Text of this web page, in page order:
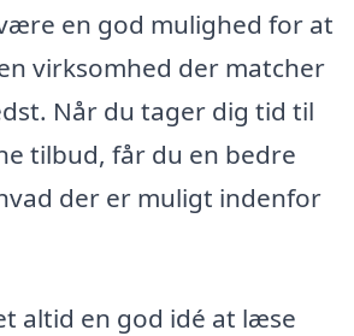
en god mulighed for at
virksomhed der matcher
Når du tager dig tid til
tilbud, får du en bedre
der er muligt indenfor
altid en god idé at læse